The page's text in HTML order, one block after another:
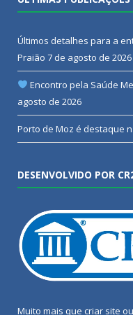
Últimos detalhes para a
Praião 7 de agosto de 2026
Encontro pela Saúde
agosto de 2026
Porto de Moz é destaque
DESENVOLVIDO POR
Muito mais que criar site ou